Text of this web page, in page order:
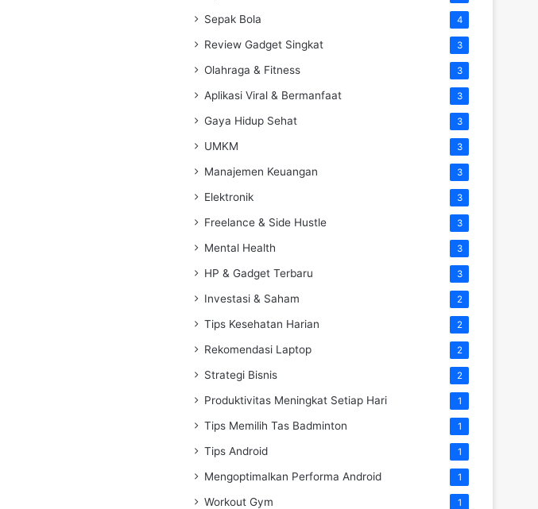
Sepak Bola 4
Review Gadget Singkat 3
Olahraga & Fitness 3
Aplikasi Viral & Bermanfaat 3
Gaya Hidup Sehat 3
UMKM 3
Manajemen Keuangan 3
Elektronik 3
Freelance & Side Hustle 3
Mental Health 3
HP & Gadget Terbaru 3
Investasi & Saham 2
Tips Kesehatan Harian 2
Rekomendasi Laptop 2
Strategi Bisnis 2
Produktivitas Meningkat Setiap Hari 1
Tips Memilih Tas Badminton 1
Tips Android 1
Mengoptimalkan Performa Android 1
Workout Gym 1